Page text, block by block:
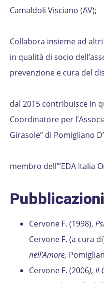
Camaldoli Visciano (AV);
Collabora insieme ad
in qualità di socio
prevenzione e cura del
dal 2015 contribuisce in
Coordinatore per
Girasole” di Pomigliano
membro dell’”EDA Italia
Pubblicazioni
Cervone F. (1998),
Cervone F. (a cura
nell’Amore,
Cervone F. (2006), Il